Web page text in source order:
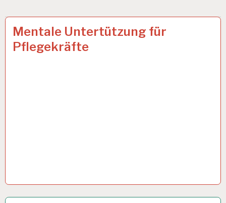
12-
STUNDEN-
ARBEITSTAG…
Mentale Untertützung für
Pflegekräfte
17 FEB. 2025